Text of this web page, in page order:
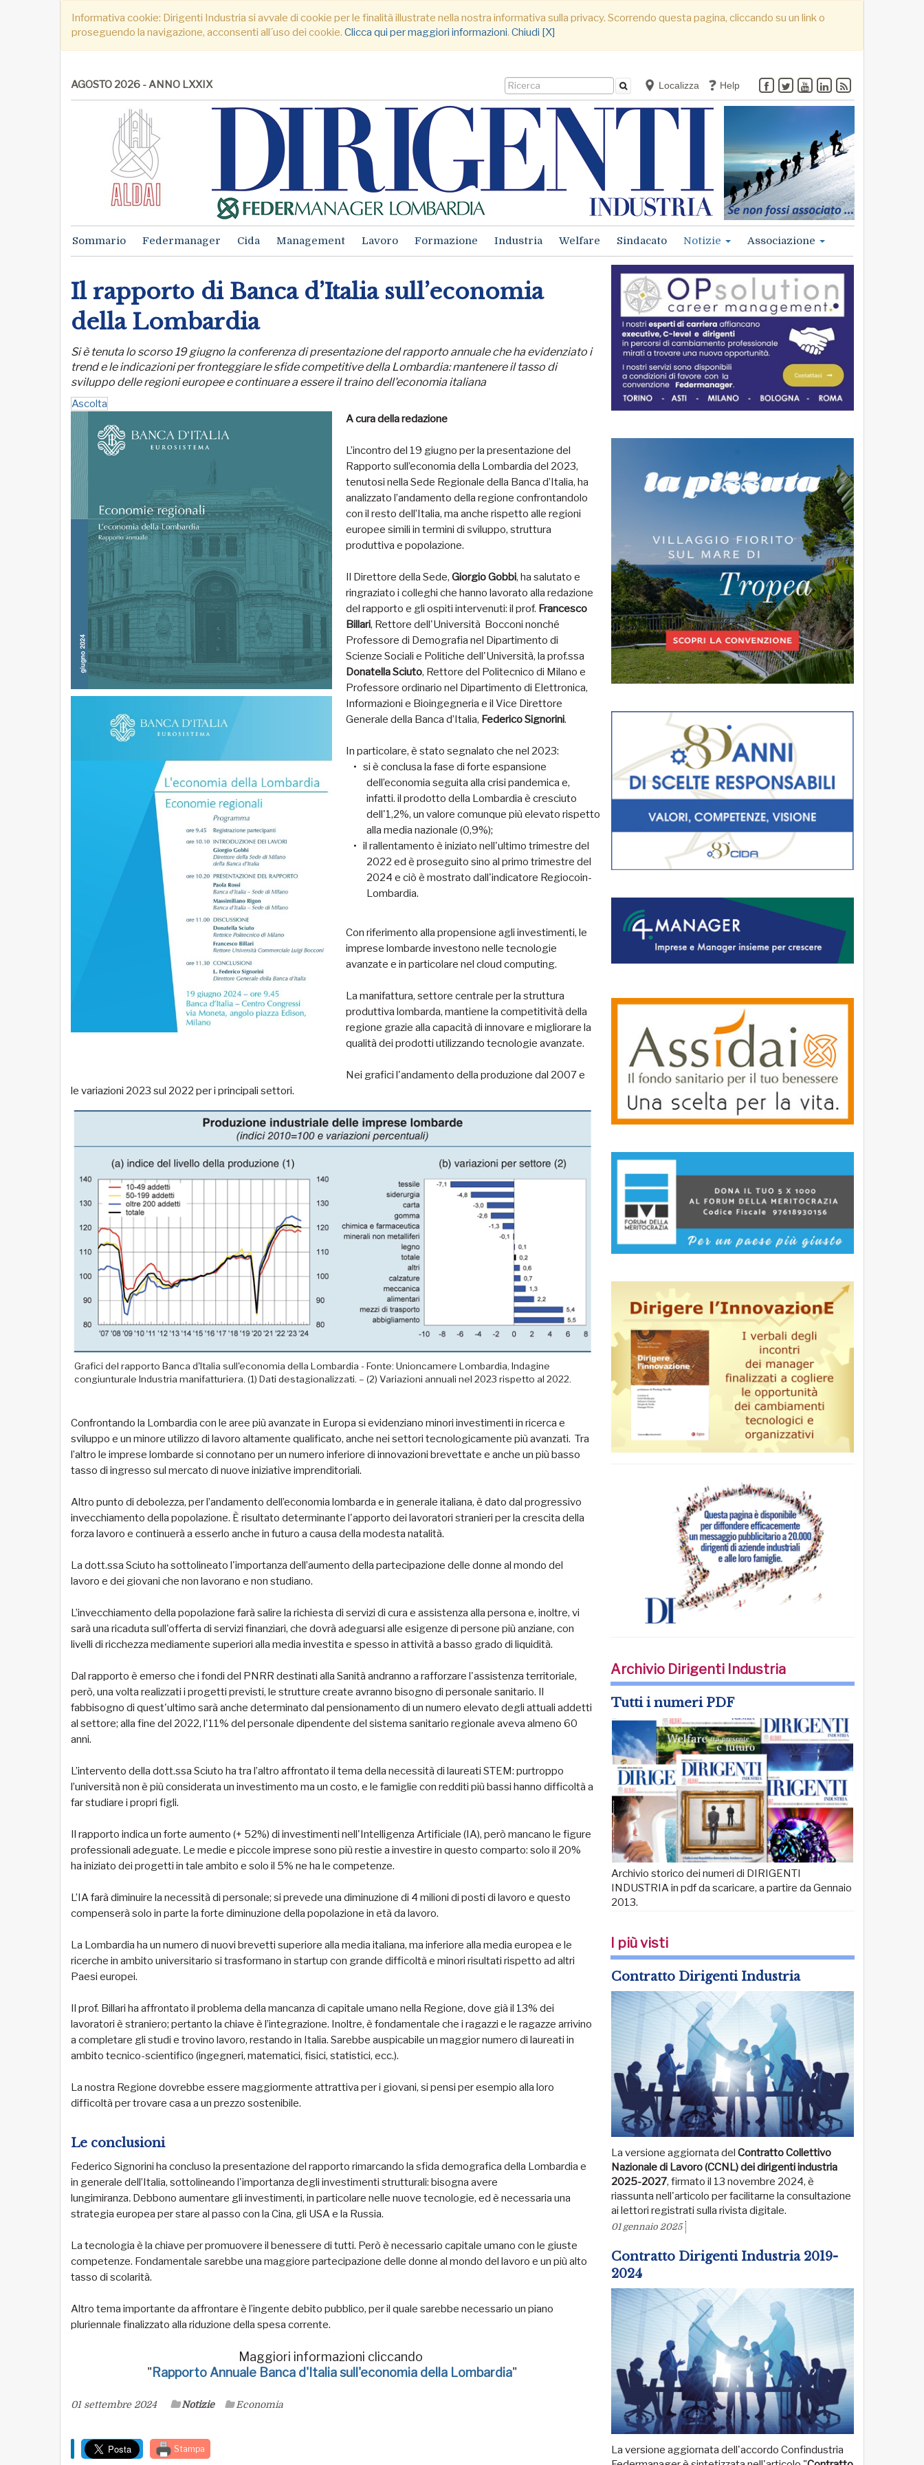
Informativa cookie: Dirigenti Industria si avvale di cookie per le finalità illustrate nella nostra informativa sulla privacy. Scorrendo questa pagina, cliccando su un link o
proseguendo la navigazione, acconsenti all´uso dei cookie. Clicca qui per maggiori informazioni. Chiudi [X]
AGOSTO 2026 - ANNO LXXIX Localizza Help
Sommario Federmanager Cida Management Lavoro Formazione Industria Welfare Sindacato Notizie Associazione
Il rapporto di Banca d’Italia sull’economia
della Lombardia
Si è tenuta lo scorso 19 giugno la conferenza di presentazione del rapporto annuale che ha evidenziato i
trend e le indicazioni per fronteggiare le sfide competitive della Lombardia: mantenere il tasso di
sviluppo delle regioni europee e continuare a essere il traino dell'economia italiana
Ascolta
A cura della redazione
L’incontro del 19 giugno per la presentazione del
Rapporto sull’economia della Lombardia del 2023,
tenutosi nella Sede Regionale della Banca d’Italia, ha
analizzato l’andamento della regione confrontandolo
con il resto dell’Italia, ma anche rispetto alle regioni
europee simili in termini di sviluppo, struttura
produttiva e popolazione.
Il Direttore della Sede, Giorgio Gobbi, ha salutato e
ringraziato i colleghi che hanno lavorato alla redazione
del rapporto e gli ospiti intervenuti: il prof. Francesco
Billari, Rettore dell'Università Bocconi nonché
Professore di Demografia nel Dipartimento di
Scienze Sociali e Politiche dell'Università, la prof.ssa
Donatella Sciuto, Rettore del Politecnico di Milano e
Professore ordinario nel Dipartimento di Elettronica,
Informazioni e Bioingegneria e il Vice Direttore
Generale della Banca d’Italia, Federico Signorini.
In particolare, è stato segnalato che nel 2023:
si è conclusa la fase di forte espansione
dell’economia seguita alla crisi pandemica e,
infatti. il prodotto della Lombardia è cresciuto
dell'1,2%, un valore comunque più elevato rispetto
alla media nazionale (0,9%);
il rallentamento è iniziato nell'ultimo trimestre del
2022 ed è proseguito sino al primo trimestre del
2024 e ciò è mostrato dall'indicatore Regiocoin-
Lombardia.
Con riferimento alla propensione agli investimenti, le
imprese lombarde investono nelle tecnologie
avanzate e in particolare nel cloud computing.
La manifattura, settore centrale per la struttura
produttiva lombarda, mantiene la competitività della
regione grazie alla capacità di innovare e migliorare la
qualità dei prodotti utilizzando tecnologie avanzate.
Nei grafici l'andamento della produzione dal 2007 e
le variazioni 2023 sul 2022 per i principali settori.
Grafici del rapporto Banca d'Italia sull'economia della Lombardia - Fonte: Unioncamere Lombardia, Indagine
congiunturale Industria manifatturiera. (1) Dati destagionalizzati. – (2) Variazioni annuali nel 2023 rispetto al 2022.
Confrontando la Lombardia con le aree più avanzate in Europa si evidenziano minori investimenti in ricerca e
sviluppo e un minore utilizzo di lavoro altamente qualificato, anche nei settori tecnologicamente più avanzati. Tra
l’altro le imprese lombarde si connotano per un numero inferiore di innovazioni brevettate e anche un più basso
tasso di ingresso sul mercato di nuove iniziative imprenditoriali.
Altro punto di debolezza, per l’andamento dell’economia lombarda e in generale italiana, è dato dal progressivo
invecchiamento della popolazione. È risultato determinante l'apporto dei lavoratori stranieri per la crescita della
forza lavoro e continuerà a esserlo anche in futuro a causa della modesta natalità.
La dott.ssa Sciuto ha sottolineato l'importanza dell’aumento della partecipazione delle donne al mondo del
lavoro e dei giovani che non lavorano e non studiano.
L’invecchiamento della popolazione farà salire la richiesta di servizi di cura e assistenza alla persona e, inoltre, vi
sarà una ricaduta sull'offerta di servizi finanziari, che dovrà adeguarsi alle esigenze di persone più anziane, con
livelli di ricchezza mediamente superiori alla media investita e spesso in attività a basso grado di liquidità.
Dal rapporto è emerso che i fondi del PNRR destinati alla Sanità andranno a rafforzare l'assistenza territoriale,
però, una volta realizzati i progetti previsti, le strutture create avranno bisogno di personale sanitario. Il
fabbisogno di quest'ultimo sarà anche determinato dal pensionamento di un numero elevato degli attuali addetti
al settore; alla fine del 2022, l'11% del personale dipendente del sistema sanitario regionale aveva almeno 60
anni.
L’intervento della dott.ssa Sciuto ha tra l’altro affrontato il tema della necessità di laureati STEM: purtroppo
l’università non è più considerata un investimento ma un costo, e le famiglie con redditi più bassi hanno difficoltà a
far studiare i propri figli.
Il rapporto indica un forte aumento (+ 52%) di investimenti nell'Intelligenza Artificiale (IA), però mancano le figure
professionali adeguate. Le medie e piccole imprese sono più restie a investire in questo comparto: solo il 20%
ha iniziato dei progetti in tale ambito e solo il 5% ne ha le competenze.
L’IA farà diminuire la necessità di personale; si prevede una diminuzione di 4 milioni di posti di lavoro e questo
compenserà solo in parte la forte diminuzione della popolazione in età da lavoro.
La Lombardia ha un numero di nuovi brevetti superiore alla media italiana, ma inferiore alla media europea e le
ricerche in ambito universitario si trasformano in startup con grande difficoltà e minori risultati rispetto ad altri
Paesi europei.
Il prof. Billari ha affrontato il problema della mancanza di capitale umano nella Regione, dove già il 13% dei
lavoratori è straniero; pertanto la chiave è l’integrazione. Inoltre, è fondamentale che i ragazzi e le ragazze arrivino
a completare gli studi e trovino lavoro, restando in Italia. Sarebbe auspicabile un maggior numero di laureati in
ambito tecnico-scientifico (ingegneri, matematici, fisici, statistici, ecc.).
La nostra Regione dovrebbe essere maggiormente attrattiva per i giovani, si pensi per esempio alla loro
difficoltà per trovare casa a un prezzo sostenibile.
Le conclusioni
Federico Signorini ha concluso la presentazione del rapporto rimarcando la sfida demografica della Lombardia e
in generale dell’Italia, sottolineando l'importanza degli investimenti strutturali: bisogna avere
lungimiranza. Debbono aumentare gli investimenti, in particolare nelle nuove tecnologie, ed è necessaria una
strategia europea per stare al passo con la Cina, gli USA e la Russia.
La tecnologia è la chiave per promuovere il benessere di tutti. Però è necessario capitale umano con le giuste
competenze. Fondamentale sarebbe una maggiore partecipazione delle donne al mondo del lavoro e un più alto
tasso di scolarità.
Altro tema importante da affrontare è l’ingente debito pubblico, per il quale sarebbe necessario un piano
pluriennale finalizzato alla riduzione della spesa corrente.
Maggiori informazioni cliccando
" Rapporto Annuale Banca d'Italia sull'economia della Lombardia"
01 settembre 2024 Notizie Economia
Stampa
Archivio Dirigenti Industria
Tutti i numeri PDF
Archivio storico dei numeri di DIRIGENTI
INDUSTRIA in pdf da scaricare, a partire da Gennaio
2013.
I più visti
Contratto Dirigenti Industria
La versione aggiornata del Contratto Collettivo
Nazionale di Lavoro (CCNL) dei dirigenti industria
2025-2027, firmato il 13 novembre 2024, è
riassunta nell'articolo per facilitarne la consultazione
ai lettori registrati sulla rivista digitale.
01 gennaio 2025
Contratto Dirigenti Industria 2019-
2024
La versione aggiornata dell'accordo Confindustria